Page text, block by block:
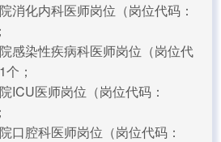
消化内科医师岗位（岗位代码：
感染性疾病科医师岗位（岗位代
；
ICU医师岗位（岗位代码：
口腔科医师岗位（岗位代码：